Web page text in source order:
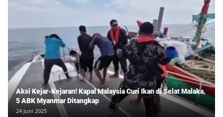
Aksi Kejar-Kejaran! Kapal Malaysia Curi Ikan di Selat Malaka,
5 ABK Myanmar Ditangkap
24 Juni 2025